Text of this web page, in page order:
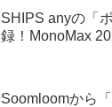
SHIPS anyの「
録！MonoMax
Soomloomから